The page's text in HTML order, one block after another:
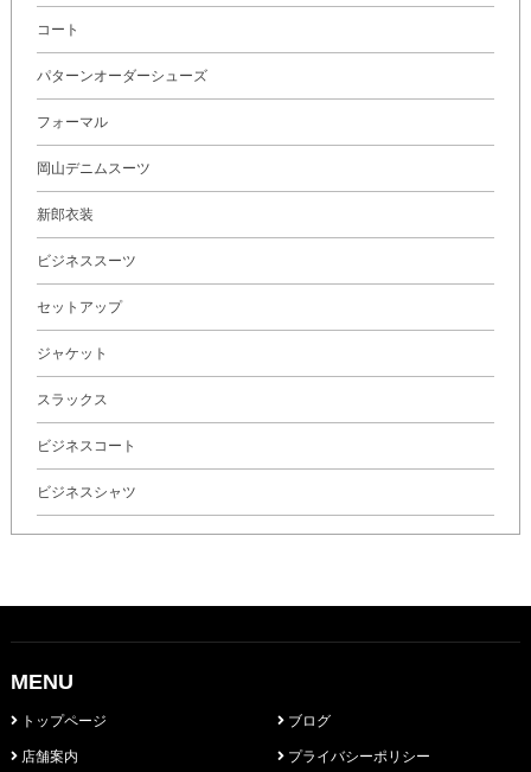
コート
パターンオーダーシューズ
フォーマル
岡山デニムスーツ
新郎衣装
ビジネススーツ
セットアップ
ジャケット
スラックス
ビジネスコート
ビジネスシャツ
MENU
トップページ
店舗案内
ブログ
プライバシーポリシー